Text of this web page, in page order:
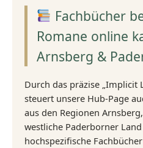
Fachbücher
Romane online
Arnsberg &
Durch das präzise „Implicit
steuert unsere Hub-Page
aus den Regionen
westliche Paderborner
hochspezifische